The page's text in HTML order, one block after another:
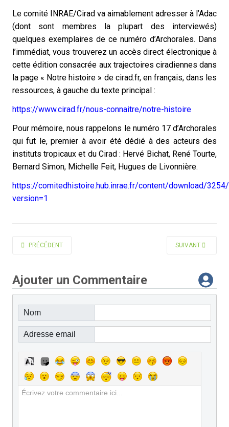
Le comité INRAE/Cirad va aimablement adresser à l’Adac
(dont sont membres la plupart des interviewés)
quelques exemplaires de ce numéro d’Archorales. Dans
l’immédiat, vous trouverez un accès direct électronique à
cette édition consacrée aux trajectoires ciradiennes dans
la page « Notre histoire » de cirad.fr, en français, dans les
ressources, à gauche du texte principal :
https://www.cirad.fr/nous-connaitre/notre-histoire
Pour mémoire, nous rappelons le numéro 17 d’Archorales
qui fut le, premier à avoir été dédié à des acteurs des
instituts tropicaux et du Cirad : Hervé Bichat, René Tourte,
Bernard Simon, Michelle Feit, Hugues de Livonnière.
https://comitedhistoire.hub.inrae.fr/content/download/
version=1
ARTICLE PRÉCÉDENT : CULTIVER, MIGRER, INVESTIR DE CAMILLA
PRÉCÉDENT ARTICLE SUIVANT
SUIVANT
Ajouter un Commentaire
Nom
Adresse email